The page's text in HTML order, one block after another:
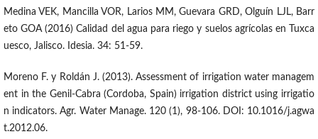
Medina VEK, Mancilla VOR, Larios MM, Guevara GRD, Olguín LJL, Barr
eto GOA (2016) Calidad del agua para riego y suelos agrícolas en Tuxca
uesco, Jalisco. Idesia. 34: 51-59.
Moreno F. y Roldán J. (2013). Assessment of irrigation water managem
ent in the Genil-Cabra (Cordoba, Spain) irrigation district using irrigatio
n indicators. Agr. Water Manage. 120 (1), 98-106. DOI: 10.1016/j.agwa
t.2012.06.